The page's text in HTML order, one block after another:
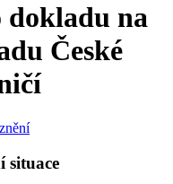
dokladu na
České
situace